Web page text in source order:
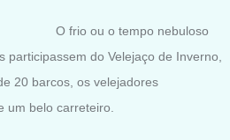
O frio ou o tempo nebuloso
do Velejaço de Inverno,
20 barcos, os velejadores
um belo carreteiro.